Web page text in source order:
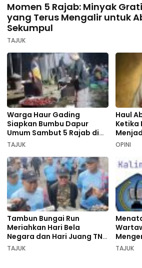
Momen 5 Rajab: Minyak
yang Terus Mengalir untuk
Sekumpul
TAJUK
Warga Haur Gading
Siapkan Bumbu Dapur
Umum Sambut 5 Rajab di
Sekumpul
TAJUK
Haul
Ketika
OPINI
Tambun Bungai Run
Meriahkan Hari Bela
Negara dan Hari Juang TNI
AD di Palangka Raya
TAJUK
Pers
TAJUK